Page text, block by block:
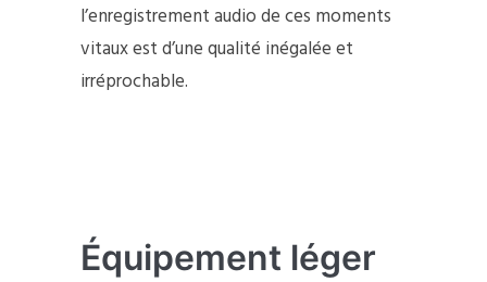
l’enregistrement audio de ces moments
vitaux est d’une qualité inégalée et
irréprochable.
Équipement léger